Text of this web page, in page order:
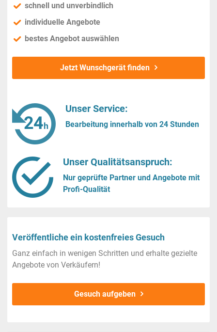
schnell und unverbindlich
individuelle Angebote
bestes Angebot auswählen
Jetzt Wunschgerät finden
Unser Service:
Bearbeitung innerhalb von 24 Stunden
Unser Qualitätsanspruch:
Nur geprüfte Partner und Angebote mit
Profi-Qualität
Veröffentliche ein kostenfreies Gesuch
Ganz einfach in wenigen Schritten und erhalte gezielte
Angebote von Verkäufern!
Gesuch aufgeben